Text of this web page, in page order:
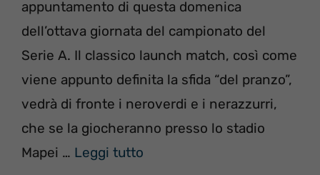
appuntamento di questa domenica
dell’ottava giornata del campionato del
Serie A. Il classico launch match, così come
viene appunto definita la sfida “del pranzo”,
vedrà di fronte i neroverdi e i nerazzurri,
che se la giocheranno presso lo stadio
Mapei … Leggi tutto